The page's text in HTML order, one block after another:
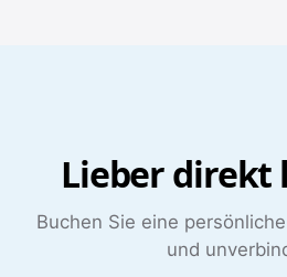
Lieber direkt
Buchen Sie eine
und